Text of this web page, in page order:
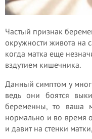
Частый признак
окружности живота на
когда матка еще
вздутием кишечника.
Данный симптом у
ведь они боятся
беременны, то ваша
нормально и во время
и давит на стенки